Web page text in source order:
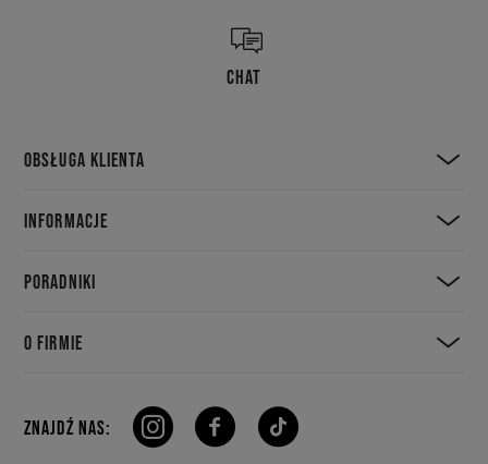
CHAT
OBSŁUGA KLIENTA
INFORMACJE
PORADNIKI
O FIRMIE
ZNAJDŹ NAS: